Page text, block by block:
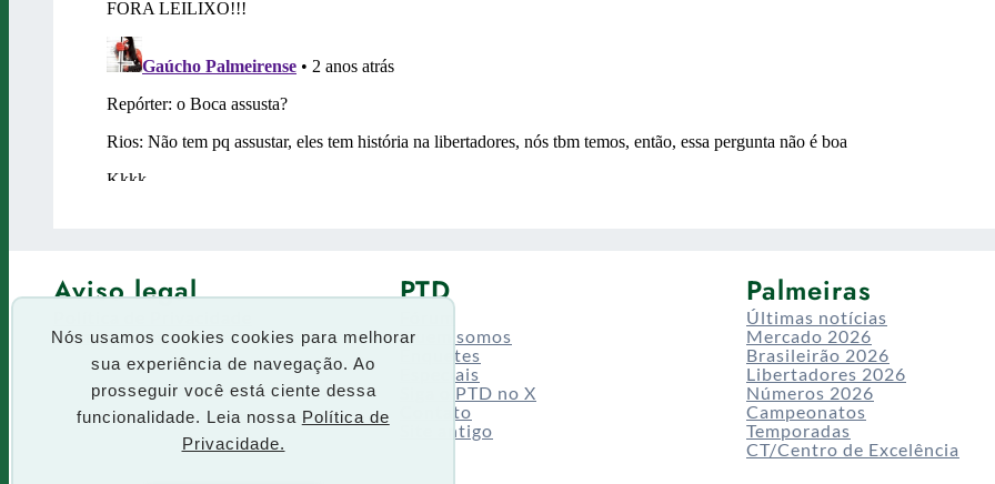
Nós usamos cookies cookies para melhorar
sua experiência de navegação. Ao
prosseguir você está ciente dessa
funcionalidade. Leia nossa Política de
Privacidade.
Aviso legal
Termos de uso
PTD
Quem somos
Enquetes
Especiais
Siga o PTD no X
Contato
Site antigo
Palmeiras
Últimas notícias
Mercado 2026
Brasileirão 2026
Libertadores 2026
Números 2026
Campeonatos
Temporadas
CT/Centro de Excelência